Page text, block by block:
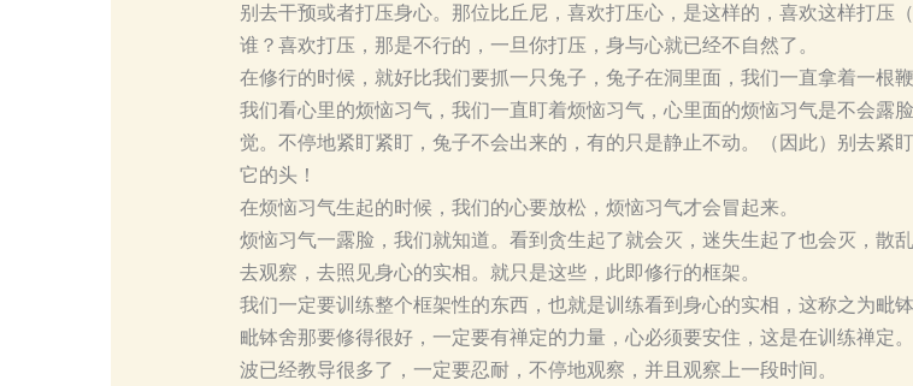
别去干预或者打压身心。那位比丘尼，喜欢打压心，是这样的，喜欢这样打压
谁？喜欢打压，那是不行的，一旦你打压，身与心就已经不自然了。
在修行的时候，就好比我们要抓一只兔子，兔子在洞里面，我们一直拿着一根
我们看心里的烦恼习气，我们一直盯着烦恼习气，心里面的烦恼习气是不会露
觉。不停地紧盯紧盯，兔子不会出来的，有的只是静止不动。（因此）别去紧
它的头！
在烦恼习气生起的时候，我们的心要放松，烦恼习气才会冒起来。
烦恼习气一露脸，我们就知道。看到贪生起了就会灭，迷失生起了也会灭，散
去观察，去照见身心的实相。就只是这些，此即修行的框架。
我们一定要训练整个框架性的东西，也就是训练看到身心的实相，这称之为毗钵
毗钵舍那要修得很好，一定要有禅定的力量，心必须要安住，这是在训练禅定
波已经教导很多了，一定要忍耐，不停地观察，并且观察上一段时间。